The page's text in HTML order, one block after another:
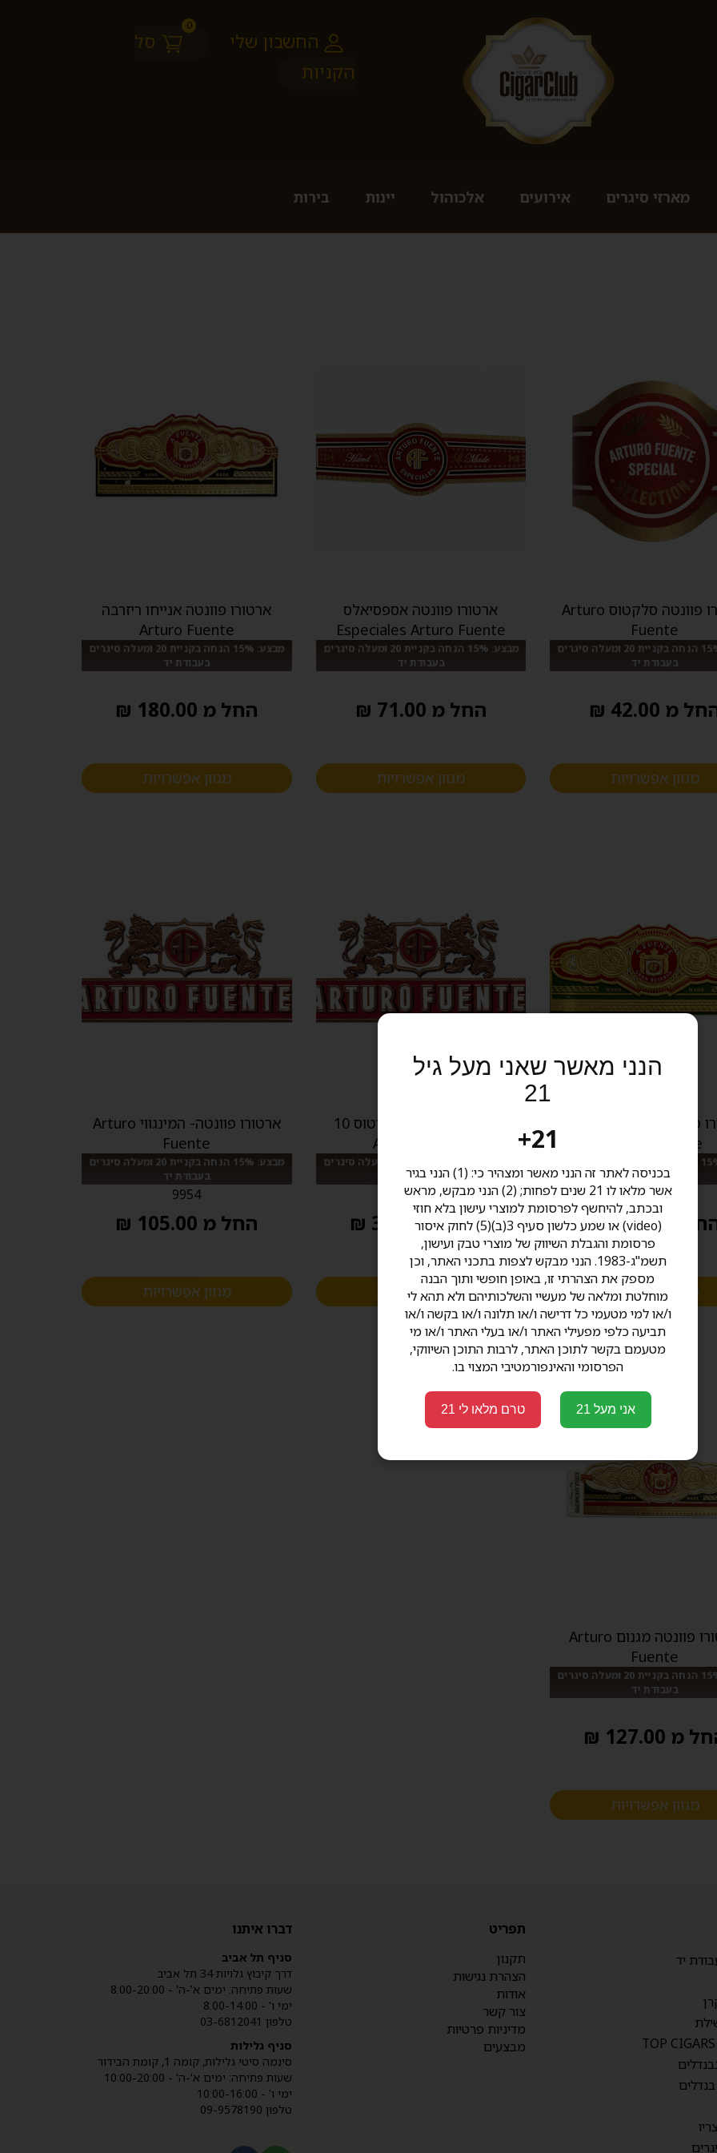
החשבון שלי
סל
הקניות
0
מארזי סיגרים אירועים אלכוהול יינות בירות
ארטורו פוונטה סלקטוס Arturo
Fuente
מבצע: 15% הנחה בקניית 20 ומעלה סיגרים
בעבודת יד
מ 42.00 ₪
מגוון אפשרויות
ארטורו פוונטה אספסיאלס
Especiales Arturo Fuente
מבצע: 15% הנחה בקניית 20 ומעלה סיגרים
בעבודת יד
החל מ 71.00 ₪
מגוון אפשרויות
ארטורו פוונטה אנייחו ריזרבה
Arturo Fuente
מבצע: 15% הנחה בקניית 20 ומעלה סיגרים
בעבודת יד
החל מ 180.00 ₪
מגוון אפשרויות
Arturo Fuente
בעבודת יד
מ 39.00 ₪
מגוון אפשרויות
ארטורו פוונטה- קיובניטוס 10
Arturo Fuente
מבצע: 15% הנחה בקניית 20 ומעלה סיגרים
בעבודת יד
החל מ 315.00 ₪
מגוון אפשרויות
ארטורו פוונטה- המינגווי Arturo
Fuente
מבצע: 15% הנחה בקניית 20 ומעלה סיגרים
בעבודת יד
9954
החל מ 105.00 ₪
מגוון אפשרויות
ארטורו פוונטה מגנום Arturo
Fuente
מבצע: 15% הנחה בקניית 20 ומעלה סיגרים
בעבודת יד
מ 127.00 ₪
מגוון אפשרויות
דברו איתנו
סניף תל אביב
דרך קיבוץ גלויות 34 תל אביב
שעות פתיחה: ימים א'-ה' - 8:00-20:00
ימי ו' - 8:00-14:00
טלפון 03-6812041
סניף גלילות
סינמה סיטי גלילות, קומה 1, קומת הבידור
שעות פתיחה: ימים א'-ה' - 10:00-20:00
ימי ו' - 10:00-16:00
טלפון 09-9578190
תפריט
תקנון
הצהרת נגישות
אודות
צור קשר
מדיניות פרטיות
מבצעים
יד
הנני מאשר שאני מעל גיל
21
21+
בכניסה לאתר זה הנני מאשר ומצהיר כי: (1) הנני בגיר
אשר מלאו לו 21 שנים לפחות; (2) הנני מבקש, מראש
ובכתב, להיחשף לפרסומת למוצרי עישון בלא חוזי
(video) או שמע כלשון סעיף 3(ב)(5) לחוק איסור
פרסומת והגבלת השיווק של מוצרי טבק ועישון,
תשמ"ג-1983. הנני מבקש לצפות בתכני האתר, וכן
מספק את הצהרתי זו, באופן חופשי ותוך הבנה
מוחלטת ומלאה של מעשיי והשלכותיהם ולא תהא לי
ו/או למי מטעמי כל דרישה ו/או תלונה ו/או בקשה ו/או
תביעה כלפי מפעילי האתר ו/או בעלי האתר ו/או מי
מטעמם בקשר לתוכן האתר, לרבות התוכן השיווקי,
הפרסומי והאינפורמטיבי המצוי בו.
אני מעל 21 טרם מלאו לי 21